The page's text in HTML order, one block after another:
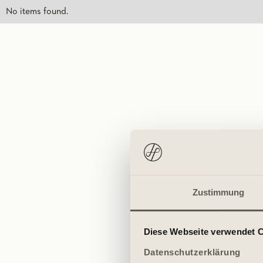
Zustimmung
Diese Webseite verwendet
Datenschutzerklärung
No items found.